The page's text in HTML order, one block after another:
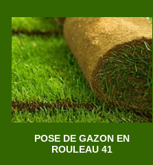
POSE DE GAZON EN
ROULEAU 41